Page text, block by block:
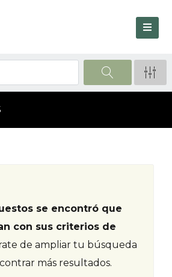
se encontró que
con sus criterios de
de ampliar tu búsqueda
más resultados.